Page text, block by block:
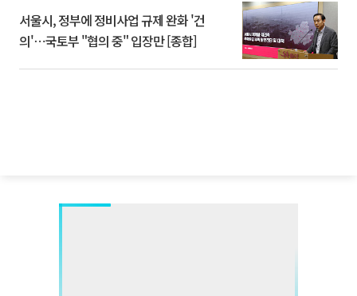
서울시, 정부에 정비사업 규제 완화 '건
의'⋯국토부 "협의 중" 입장만 [종합]